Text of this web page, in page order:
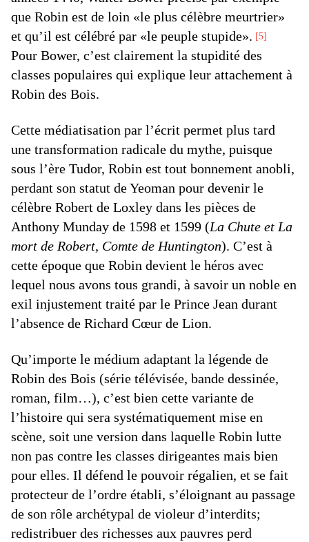
que Robin est de loin «le plus célèbre meurtrier»
et qu’il est célébré par «le peuple stupide».
5
Pour Bower, c’est clairement la stupidité des
classes populaires qui explique leur attachement à
Robin des Bois.
Cette médiatisation par l’écrit permet plus tard
une transformation radicale du mythe, puisque
sous l’ère Tudor, Robin est tout bonnement anobli,
perdant son statut de Yeoman pour devenir le
célèbre Robert de Loxley dans les pièces de
Anthony Munday de 1598 et 1599 (La Chute et La
mort de Robert, Comte de Huntington). C’est à
cette époque que Robin devient le héros avec
lequel nous avons tous grandi, à savoir un noble en
exil injustement traité par le Prince Jean durant
l’absence de Richard Cœur de Lion.
Qu’importe le médium adaptant la légende de
Robin des Bois (série télévisée, bande dessinée,
roman, film…), c’est bien cette variante de
l’histoire qui sera systématiquement mise en
scène, soit une version dans laquelle Robin lutte
non pas contre les classes dirigeantes mais bien
pour elles. Il défend le pouvoir régalien, et se fait
protecteur de l’ordre établi, s’éloignant au passage
de son rôle archétypal de violeur d’interdits;
redistribuer des richesses aux pauvres perd